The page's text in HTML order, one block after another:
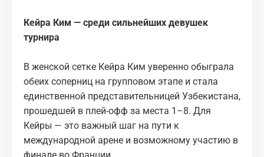
Кейра Ким — среди сильнейших девушек
турнира
В женской сетке Кейра Ким уверенно обыграла
обеих соперниц на групповом этапе и стала
единственной представительницей Узбекистана,
прошедшей в плей-офф за места 1–8. Для
Кейры — это важный шаг на пути к
международной арене и возможному участию в